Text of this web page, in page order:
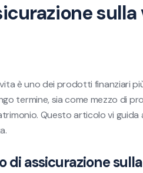
sulla
è uno dei prodotti finanziari
termine, sia come mezzo di
Questo articolo vi
di assicurazione